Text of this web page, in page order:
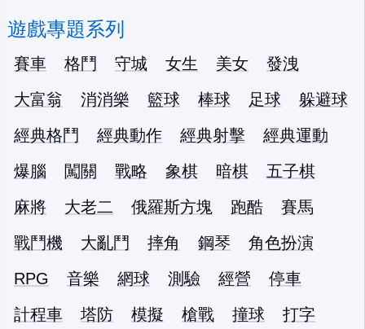
遊戲專題系列
賽車 格鬥 守城 女生 美女
發洩
大富翁
消消樂 籃球 棒球 足球
躲避球
經典格鬥
經典動作 經典射擊
經典運動
爆腦
闖關 戰略 象棋 暗棋
五子棋
麻將
大老二 俄羅斯方塊 跑酷
賽馬
戰鬥機
大亂鬥 摔角 鋼琴
角色扮演
RPG
音樂 網球 測驗 經營
停車
計程車
塔防 模擬 槍戰 撞球
打字